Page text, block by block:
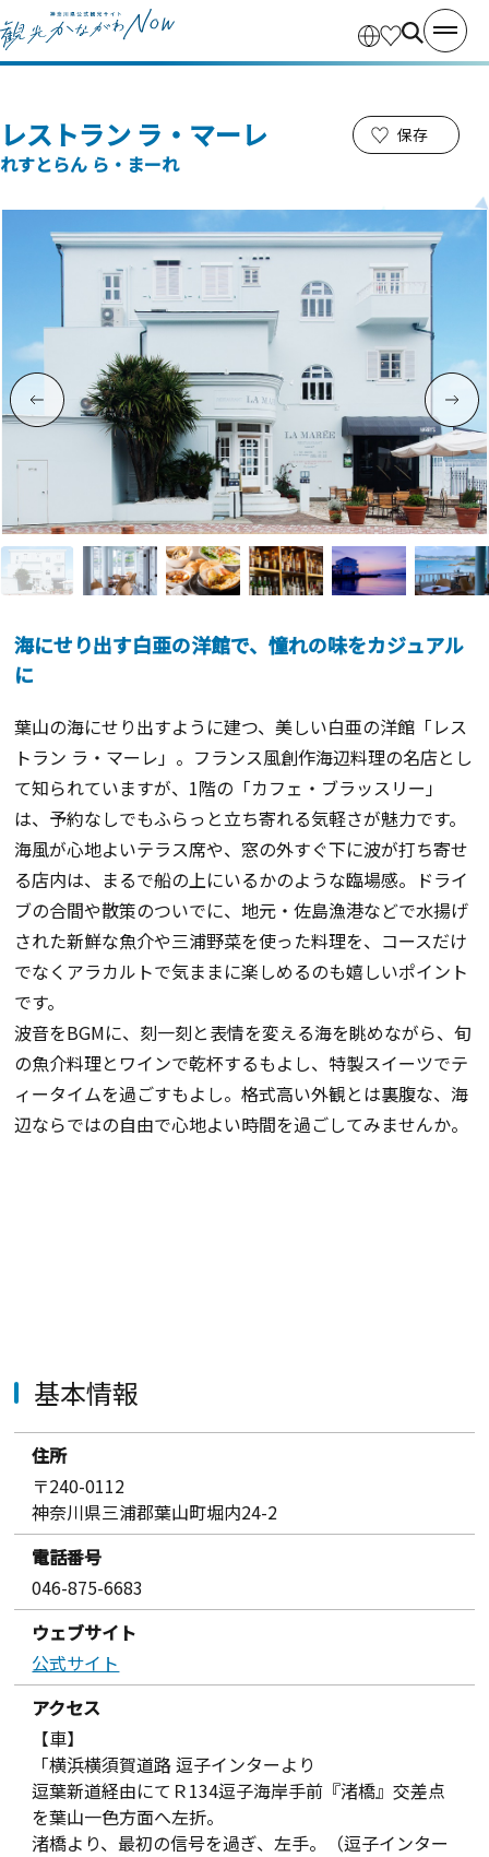
レストラン ラ・マーレ
れすとらん ら・まーれ
保存
海にせり出す白亜の洋館で、憧れの味をカジュアル
に
葉山の海にせり出すように建つ、美しい白亜の洋館「レス
トラン ラ・マーレ」。フランス風創作海辺料理の名店とし
て知られていますが、1階の「カフェ・ブラッスリー」
は、予約なしでもふらっと立ち寄れる気軽さが魅力です。
海風が心地よいテラス席や、窓の外すぐ下に波が打ち寄せ
る店内は、まるで船の上にいるかのような臨場感。ドライ
ブの合間や散策のついでに、地元・佐島漁港などで水揚げ
された新鮮な魚介や三浦野菜を使った料理を、コースだけ
でなくアラカルトで気ままに楽しめるのも嬉しいポイント
です。
波音をBGMに、刻一刻と表情を変える海を眺めながら、旬
の魚介料理とワインで乾杯するもよし、特製スイーツでテ
ィータイムを過ごすもよし。格式高い外観とは裏腹な、海
辺ならではの自由で心地よい時間を過ごしてみませんか。
基本情報
住所
〒240-0112
神奈川県三浦郡葉山町堀内24-2
電話番号
046-875-6683
ウェブサイト
公式サイト
アクセス
【車】
「横浜横須賀道路 逗子インターより
逗葉新道経由にてＲ134逗子海岸手前『渚橋』交差点
を葉山一色方面へ左折。
渚橋より、最初の信号を過ぎ、左手。（逗子インター